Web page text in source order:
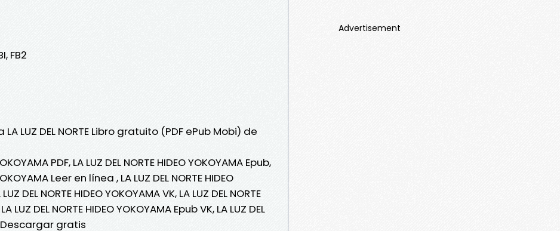
FB2
LUZ DEL NORTE Libro gratuito (PDF ePub Mobi) de
PDF, LA LUZ DEL NORTE HIDEO YOKOYAMA Epub,
Leer en línea , LA LUZ DEL NORTE HIDEO
DEL NORTE HIDEO YOKOYAMA VK, LA LUZ DEL NORTE
LUZ DEL NORTE HIDEO YOKOYAMA Epub VK, LA LUZ DEL
Descargar gratis
Advertisement